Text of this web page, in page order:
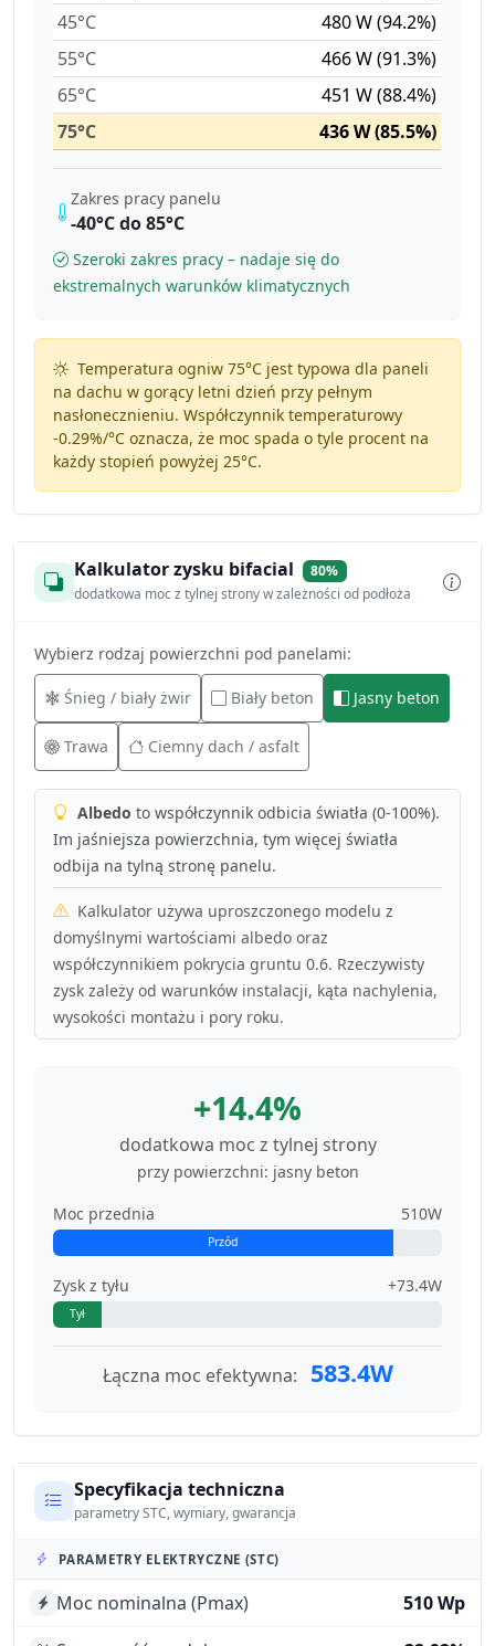
45°C
480 W (94.2%)
55°C
466 W (91.3%)
65°C
451 W (88.4%)
75°C
436 W (85.5%)
Zakres pracy panelu
-40°C do 85°C
Szeroki zakres pracy – nadaje się do
ekstremalnych warunków klimatycznych
Temperatura ogniw 75°C jest typowa dla paneli
na dachu w gorący letni dzień przy pełnym
nasłonecznieniu. Współczynnik temperaturowy
-0.29%/°Coznacza, że moc spada o tyle procent na
każdy stopień powyżej 25°C.
Kalkulator zysku bifacial
80%
dodatkowa moc z tylnej strony w zależności od podłoża
Wybierz rodzaj powierzchni pod panelami:
Śnieg / biały żwir Biały beton Jasny beton
Trawa Ciemny dach / asfalt
Albedo to współczynnik odbicia światła (0-100%).
Im jaśniejsza powierzchnia, tym więcej światła
odbija na tylną stronę panelu.
Kalkulator używa uproszczonego modelu z
domyślnymi wartościami albedo oraz
współczynnikiem pokrycia gruntu 0.6. Rzeczywisty
zysk zależy od warunków instalacji, kąta nachylenia,
wysokości montażu i pory roku.
+14.4%
dodatkowa moc z tylnej strony
przy powierzchni: jasny beton
Moc przednia
510W
Przód
Zysk z tyłu +73.4W
Tył
Łączna moc efektywna: 583.4W
Specyfikacja techniczna
parametry STC, wymiary, gwarancja
PARAMETRY ELEKTRYCZNE (STC)
Moc nominalna (Pmax)
510 Wp